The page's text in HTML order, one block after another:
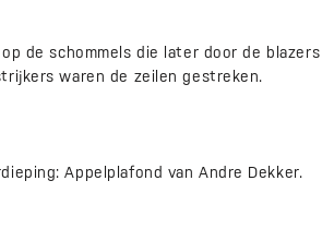
op de schommels die later door de
waren de zeilen gestreken.
Appelplafond van Andre Dekker.